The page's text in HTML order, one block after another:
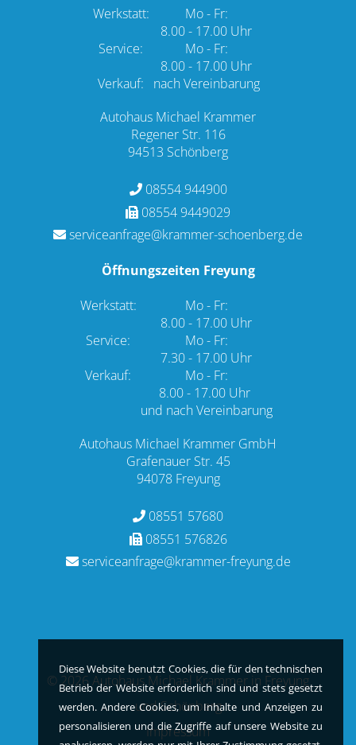
Diese Website benutzt Cookies, die für den technischen
Betrieb der Website erforderlich sind und stets gesetzt
werden. Andere Cookies, um Inhalte und Anzeigen zu
personalisieren und die Zugriffe auf unsere Website zu
Werkstatt:
Mo - Fr:
8.00 - 17.00 Uhr
Service:
Mo - Fr:
8.00 - 17.00 Uhr
Verkauf:
nach Vereinbarung
Autohaus Michael Krammer
Regener Str. 116
94513 Schönberg
08554 944900
08554 9449029
serviceanfrage@krammer-schoenberg.de
Öffnungszeiten Freyung
Werkstatt:
Mo - Fr:
8.00 - 17.00 Uhr
Service:
Mo - Fr:
7.30 - 17.00 Uhr
Verkauf:
Mo - Fr:
8.00 - 17.00 Uhr
und nach Vereinbarung
Autohaus Michael Krammer GmbH
Grafenauer Str. 45
94078 Freyung
08551 57680
08551 576826
serviceanfrage@krammer-freyung.de
©2026Autohaus Michael Krammer in Freyung
und Schönberg
Impressum